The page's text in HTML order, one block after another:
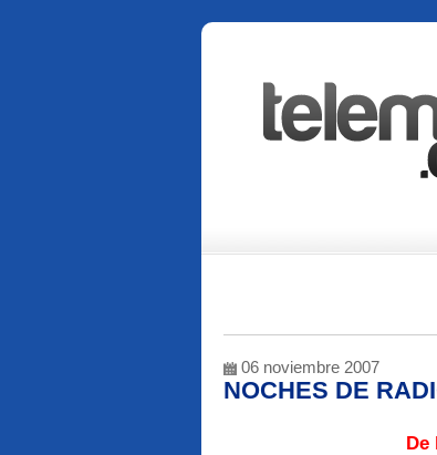
06 noviembre 2007
NOCHES DE
De